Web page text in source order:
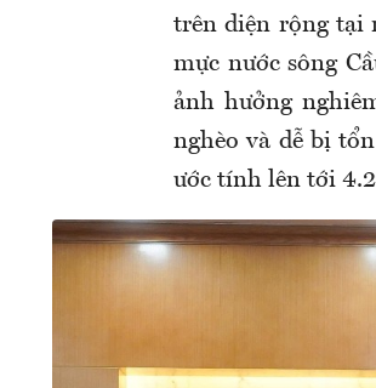
trên diện rộng tại
mực nước sông
ảnh hưởng
nghèo và dễ bị
ước tính lên tới